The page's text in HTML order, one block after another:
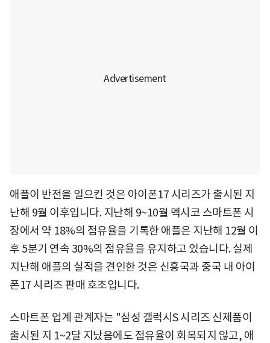
애플이 반전을 일으킨 것은 아이폰17 시리즈가 출시된 지
난해 9월 이후입니다. 지난해 9~10월 멕시코 스마트폰 시
장에서 약 18%의 점유율을 기록한 애플은 지난해 12월 이
후 5분기 연속 30%의 점유율을 유지하고 있습니다. 실제
지난해 애플의 실적을 견인한 것은 신흥국과 중국 내 아이
폰17 시리즈 판매 호조입니다.
스마트폰 업계 관계자는 "삼성 갤럭시S 시리즈 신제품이
출시된 지 1~2달 지났음에도 점유율이 회복되지 않고, 애